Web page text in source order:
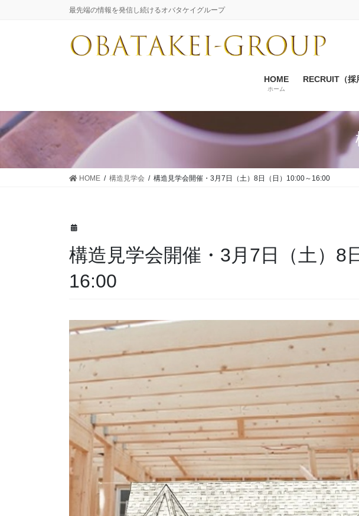
動
最先端の情報を発信し続けるオバタケイグループ
HOME
ホーム
RECRUIT（採
HOME 構造見学会 構造見学会開催・3月7日（土）8日（日）10:00～16:00
構造見学会開催・3月7日（土）8
16:00